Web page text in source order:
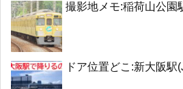
撮影地メモ:稲荷山公園
ドア位置どこ:新大阪駅